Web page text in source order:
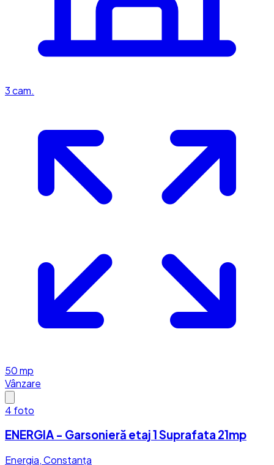
3cam.
50mp
Vânzare
4 foto
ENERGIA - Garsonieră etaj 1 Suprafata 21mp
Energia, Constanța